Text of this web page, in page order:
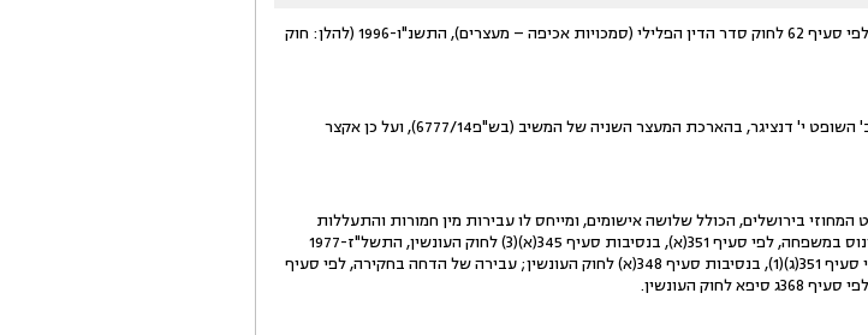
בקשה שלישית להארכת מעצרו של המשיב בתשעים ימים לפי סעיף 62 לחוק סדר הדין הפלילי (סמכויות אכיפה – מעצרים), התשנ"ו-1996 (להלן: חוק
1. העובדות הצריכות לעניין נסקרו בהרחבה בהחלטתו של כב' השופט י' דנציגר, בהארכת המעצר השניה של המשיב (בש"פ6777/14), ועל כן אקצר
המשפט המחוזי בירושלים, הכולל שלושה אישומים, ומייחס לו עבירות מין חמורות והתעללות
בילדיו הקטינים, מעשים בגינם יוחסו למשיב ארבע עבירות של אינוס במשפחה, לפי סעיף 351(א), בנסיבות סעיף 345(א)(3) לחוק העונשין, התשל"ז-1977
(להלן: חוק העונשין); 19 עבירות של מעשים מגונים במשפחה, לפי סעיף 351(ג)(1), בנסיבות סעיף 348(א) לחוק העונשין; עבירה של הדחה בחקירה, לפי סעיף